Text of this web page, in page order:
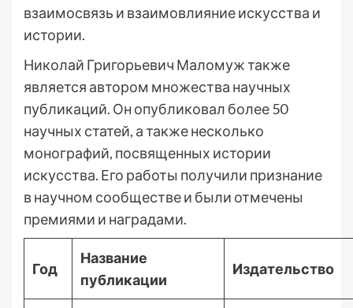
взаимосвязь и взаимовлияние искусства и
истории.
Николай Григорьевич Маломуж также
является автором множества научных
публикаций. Он опубликовал более 50
научных статей, а также несколько
монографий, посвященных истории
искусства. Его работы получили признание
в научном сообществе и были отмечены
премиями и наградами.
Год
Название
публикации
Издательство